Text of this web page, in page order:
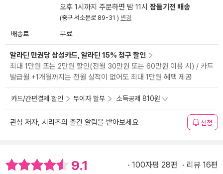
오후 1시까지 주문하면 밤 11시 잠들기전 배송
(중구 서소문로 89-31 ) 변경
배송료 무료
알라딘 만권당 삼성카드, 알라딘 15% 청구 할인
최대 1만원 또는 2만원 할인(전월 30만원 또는 60만원 이용 시) / 카드
발급월 +1개월까지는 전월 실적이 없어도 최대 1만원 혜택 제공
카드/간편결제 할인 무이자 할부 소득공제 810원
관심 저자, 시리즈의 출간 알림을 받아보세요 신청
9.1 100자평 28편 리뷰 16편